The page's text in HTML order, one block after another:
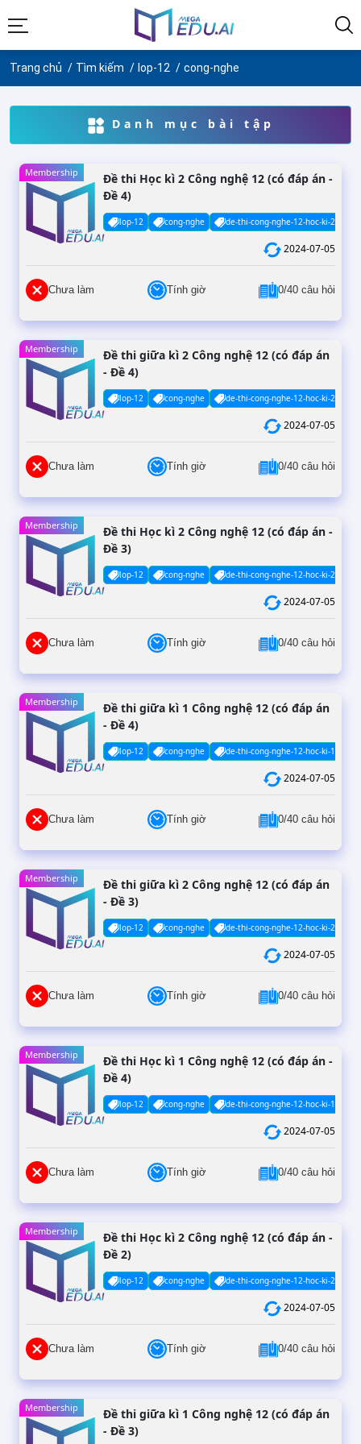
Trang chủ Tìm kiếm lop-12 cong-nghe
Danh mục bài tập
Membership
Đề thi Học kì 2 Công nghệ 12 (có đáp án -
Đề 4)
lop-12 cong-nghe de-thi-cong-nghe-12-hoc-ki-2-co-
2024-07-05
Chưa làm Tính giờ 0/40 câu hỏi
Membership
Đề thi giữa kì 2 Công nghệ 12 (có đáp án
- Đề 4)
lop-12 cong-nghe de-thi-cong-nghe-12-hoc-ki-2-co-
2024-07-05
Chưa làm Tính giờ 0/40 câu hỏi
Membership
Đề thi Học kì 2 Công nghệ 12 (có đáp án -
Đề 3)
lop-12 cong-nghe de-thi-cong-nghe-12-hoc-ki-2-co-
2024-07-05
Chưa làm Tính giờ 0/40 câu hỏi
Membership
Đề thi giữa kì 1 Công nghệ 12 (có đáp án
- Đề 4)
lop-12 cong-nghe de-thi-cong-nghe-12-hoc-ki-1-co-
2024-07-05
Chưa làm Tính giờ 0/40 câu hỏi
Membership
Đề thi giữa kì 2 Công nghệ 12 (có đáp án
- Đề 3)
lop-12 cong-nghe de-thi-cong-nghe-12-hoc-ki-2-co-
2024-07-05
Chưa làm Tính giờ 0/40 câu hỏi
Membership
Đề thi Học kì 1 Công nghệ 12 (có đáp án -
Đề 4)
lop-12 cong-nghe de-thi-cong-nghe-12-hoc-ki-1-co-
2024-07-05
Chưa làm Tính giờ 0/40 câu hỏi
Membership
Đề thi Học kì 2 Công nghệ 12 (có đáp án -
Đề 2)
lop-12 cong-nghe de-thi-cong-nghe-12-hoc-ki-2-co-
2024-07-05
Chưa làm Tính giờ 0/40 câu hỏi
Membership
Đề thi giữa kì 1 Công nghệ 12 (có đáp án
- Đề 3)